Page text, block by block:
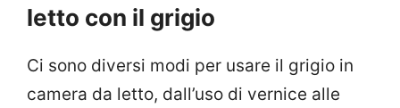
letto con il grigio
Ci sono diversi modi per usare il grigio in
camera da letto, dall’uso di vernice alle